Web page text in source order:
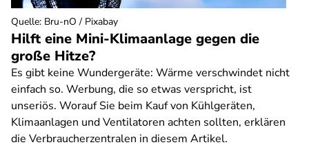
Hilft eine Mini-Klimaanlage gegen die
große Hitze?
Es gibt keine Wundergeräte: Wärme verschwindet nicht
einfach so. Werbung, die so etwas verspricht, ist
unseriös. Worauf Sie beim Kauf von Kühlgeräten,
Klimaanlagen und Ventilatoren achten sollten, erklären
die Verbraucherzentralen in diesem Artikel.
Quelle: Bru-nO / Pixabay